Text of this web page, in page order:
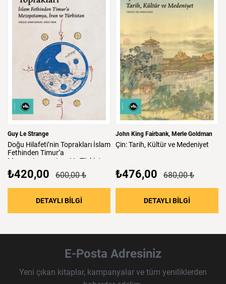
Guy Le Strange
Doğu Hilafeti’nin Toprakları İslam
Fethinden Timur’a
Mezopotamya,
Iran Ve Türkistan
₺420,00 600,00 ₺
DETAYLI BİLGİ : Doğu Hilafeti’nin Toprakları İslam
John King Fairbank Merle Goldman
Çin:Tarih, Kültürve Medeniyet
₺476,00 680,00 ₺
DETAYLI BİLGİ
E-Posta Adresiniz
Yeni çıkan kitaplar, kampanyalar ve tüm yeniliklerden